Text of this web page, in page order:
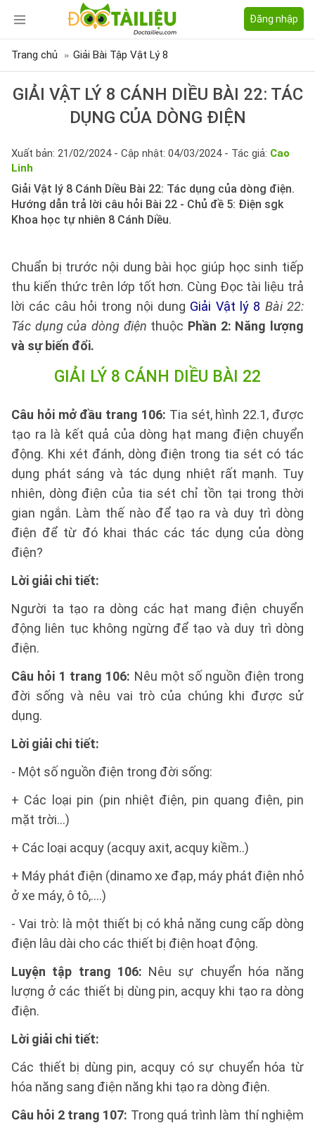
Đăng nhập
Trang chủ Giải Bài Tập Vật Lý 8
GIẢI VẬT LÝ 8 CÁNH DIỀU BÀI 22: TÁC
DỤNG CỦA DÒNG ĐIỆN
Xuất bản: 21/02/2024 - Cập nhật: 04/03/2024 - Tác giả: Cao
Linh
Giải Vật lý 8 Cánh Diều Bài 22: Tác dụng của dòng điện.
Hướng dẫn trả lời câu hỏi Bài 22 - Chủ đề 5: Điện sgk
Khoa học tự nhiên 8 Cánh Diều.
Chuẩn bị trước nội dung bài học giúp học sinh tiếp
thu kiến thức trên lớp tốt hơn. Cùng Đọc tài liệu trả
lời các câu hỏi trong nội dung Giải Vật lý 8 Bài 22:
Tác dụng của dòng điện thuộc Phần 2: Năng lượng
và sự biến đổi.
GIẢI LÝ 8 CÁNH DIỀU BÀI 22
Câu hỏi mở đầu trang 106: Tia sét, hình 22.1, được
tạo ra là kết quả của dòng hạt mang điện chuyển
động. Khi xét đánh, dòng điện trong tia sét có tác
dụng phát sáng và tác dụng nhiệt rất mạnh. Tuy
nhiên, dòng điện của tia sét chỉ tồn tại trong thời
gian ngắn. Làm thế nào để tạo ra và duy trì dòng
điện để từ đó khai thác các tác dụng của dòng
điện?
Lời giải chi tiết:
Người ta tạo ra dòng các hạt mang điện chuyển
động liên tục không ngừng để tạo và duy trì dòng
điện.
Câu hỏi 1 trang 106: Nêu một số nguồn điện trong
đời sống và nêu vai trò của chúng khi được sử
dụng.
Lời giải chi tiết:
- Một số nguồn điện trong đời sống:
+ Các loại pin (pin nhiệt điện, pin quang điện, pin
mặt trời…)
+ Các loại acquy (acquy axit, acquy kiềm..)
+ Máy phát điện (dinamo xe đạp, máy phát điện nhỏ
ở xe máy, ô tô,....)
- Vai trò: là một thiết bị có khả năng cung cấp dòng
điện lâu dài cho các thiết bị điện hoạt động.
Luyện tập trang 106: Nêu sự chuyển hóa năng
lượng ở các thiết bị dùng pin, acquy khi tạo ra dòng
điện.
Lời giải chi tiết:
Các thiết bị dùng pin, acquy có sự chuyển hóa từ
hóa năng sang điện năng khi tạo ra dòng điện.
Câu hỏi 2 trang 107: Trong quá trình làm thí nghiệm